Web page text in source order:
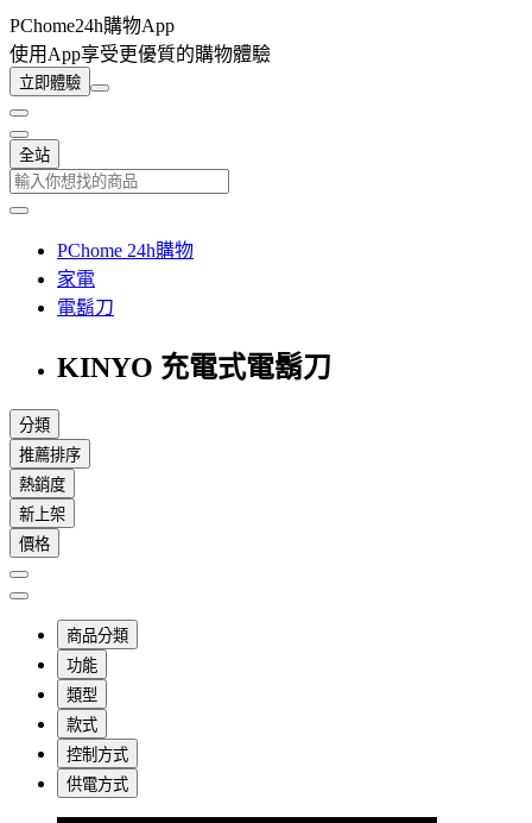
PChome24h購物App
使用App享受更優質的購物體驗
立即體驗
全站
PChome 24h購物
家電
電鬍刀
KINYO 充電式電鬍刀
分類
推薦排序
熱銷度
新上架
價格
商品分類
功能
類型
款式
控制方式
供電方式